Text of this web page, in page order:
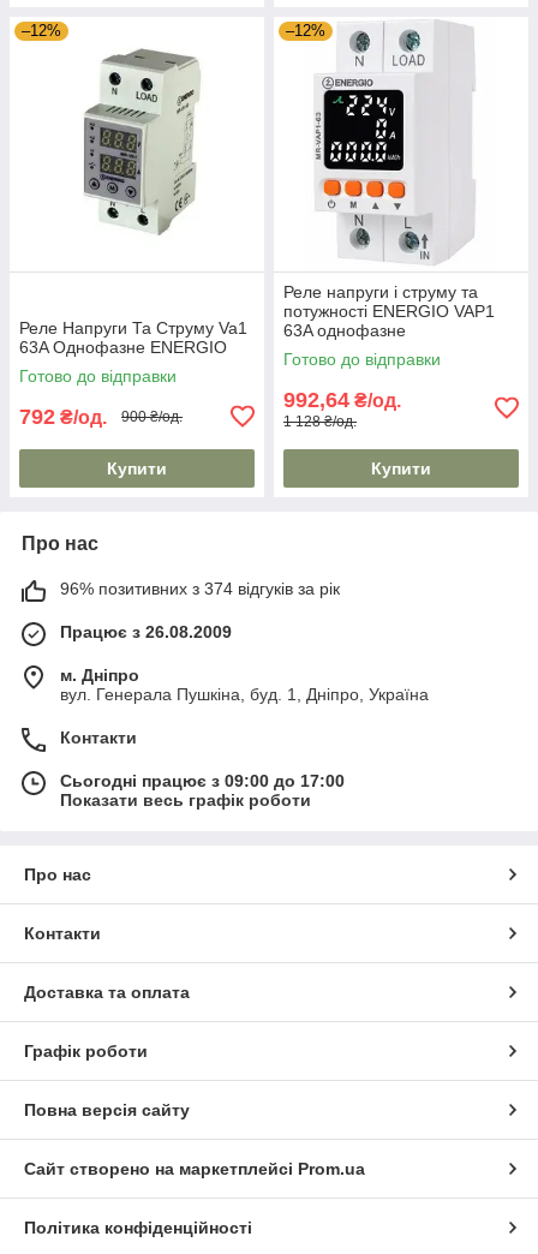
–12%
Реле Напруги Та Струму Va1
63A Однофазне ENERGIO
Готово до відправки
792 ₴/од. 900 ₴/од.
Купити
–12%
Реле напруги і струму та
потужності ENERGIO VAP1
63A однофазне
Готово до відправки
992,64 ₴/од.
1 128 ₴/од.
Купити
Про нас
96% позитивних з 374 відгуків за рік
Працює з 26.08.2009
м. Дніпро
вул. Генерала Пушкіна, буд. 1, Дніпро, Україна
Контакти
Сьогодні працює з 09:00 до 17:00
Показати весь графік роботи
Про нас
Контакти
Доставка та оплата
Графік роботи
Повна версія сайту
Сайт створено на маркетплейсі Prom.ua
Політика конфіденційності